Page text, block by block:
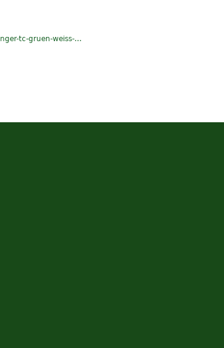
tc-gruen-weiss-...